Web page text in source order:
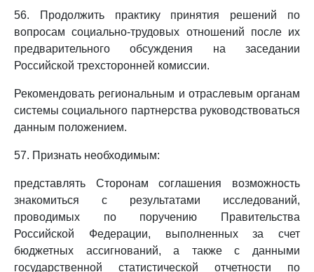
56. Продолжить практику принятия решений по
вопросам социально-трудовых отношений после их
предварительного обсуждения на заседании
Российской трехсторонней комиссии.
Рекомендовать региональным и отраслевым органам
системы социального партнерства руководствоваться
данным положением.
57. Признать необходимым:
представлять Сторонам соглашения возможность
знакомиться с результатами исследований,
проводимых по поручению Правительства
Российской Федерации, выполненных за счет
бюджетных ассигнований, а также с данными
государственной статистической отчетности по